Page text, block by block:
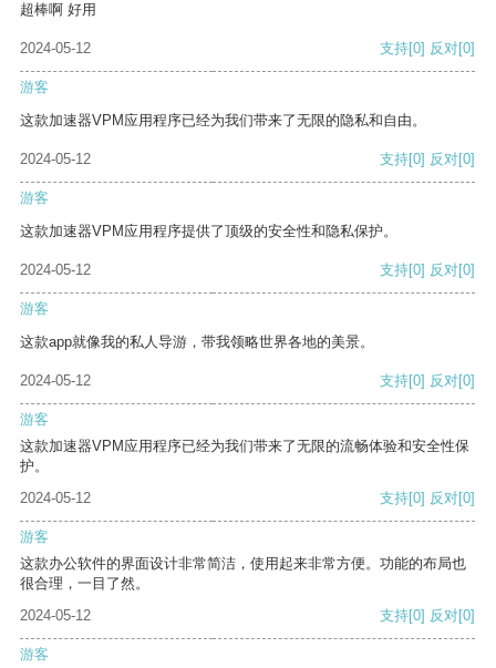
超棒啊 好用
2024-05-12 支持[0] 反对[0]
游客
这款加速器VPM应用程序已经为我们带来了无限的隐私和自由。
2024-05-12 支持[0] 反对[0]
游客
这款加速器VPM应用程序提供了顶级的安全性和隐私保护。
2024-05-12 支持[0] 反对[0]
游客
这款app就像我的私人导游，带我领略世界各地的美景。
2024-05-12 支持[0] 反对[0]
游客
这款加速器VPM应用程序已经为我们带来了无限的流畅体验和安全性保
护。
2024-05-12
支持[0] 反对[0]
游客
这款办公软件的界面设计非常简洁，使用起来非常方便。功能的布局也
很合理，一目了然。
2024-05-12
支持[0] 反对[0]
游客